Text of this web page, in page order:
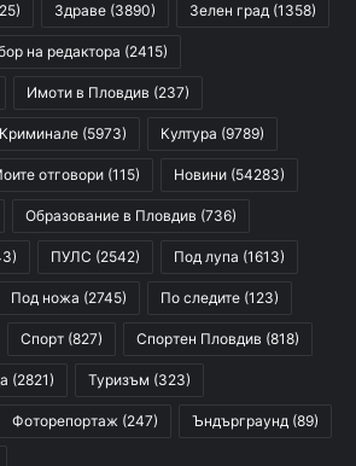
Здраве (3890) Зелен град (1358)
на редактора (2415)
Имоти в Пловдив (237)
Криминале (5973) Култура (9789)
отговори (115) Новини (54283)
Образование в Пловдив (736)
ПУЛС (2542) Под лупа (1613)
Под ножа (2745) По следите (123)
Спорт (827) Спортен Пловдив (818)
(2821) Туризъм (323)
Фоторепортаж (247) Ъндърграунд (89)